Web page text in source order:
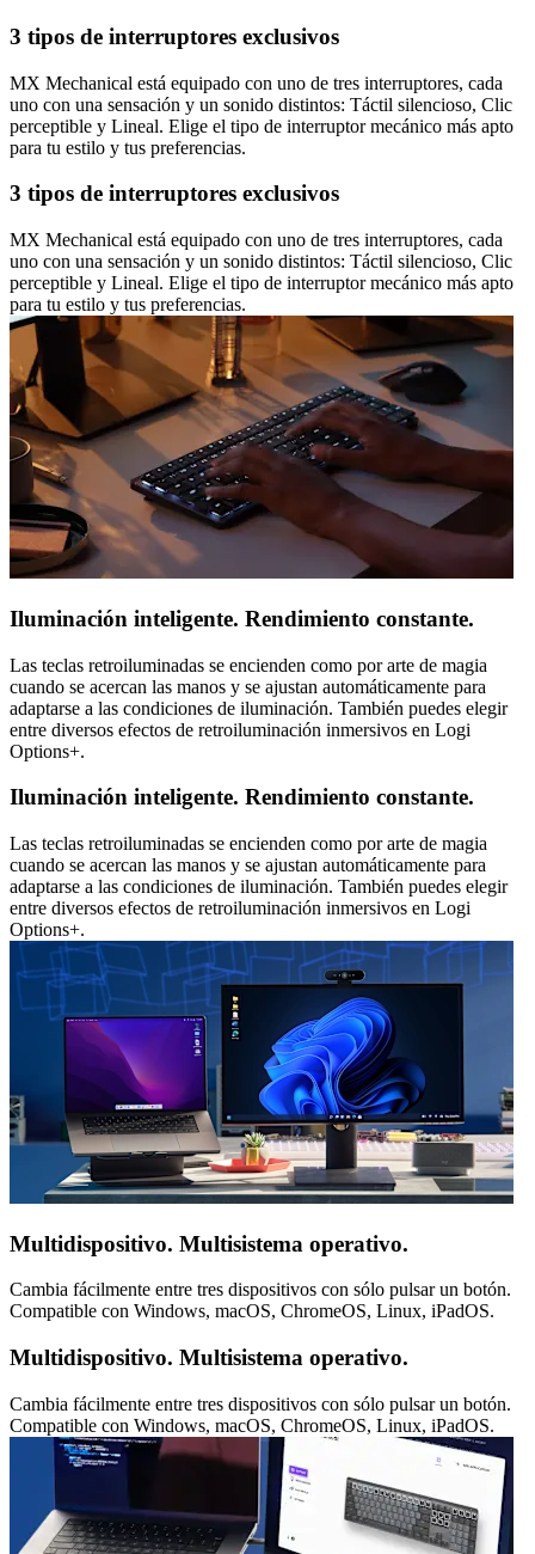
3 tipos de interruptores exclusivos
MX Mechanical está equipado con uno de tres interruptores, cada
uno con una sensación y un sonido distintos: Táctil silencioso, Clic
perceptible y Lineal. Elige el tipo de interruptor mecánico más apto
para tu estilo y tus preferencias.
3 tipos de interruptores exclusivos
MX Mechanical está equipado con uno de tres interruptores, cada
uno con una sensación y un sonido distintos: Táctil silencioso, Clic
perceptible y Lineal. Elige el tipo de interruptor mecánico más apto
para tu estilo y tus preferencias.
Iluminación inteligente. Rendimiento constante.
Las teclas retroiluminadas se encienden como por arte de magia
cuando se acercan las manos y se ajustan automáticamente para
adaptarse a las condiciones de iluminación. También puedes elegir
entre diversos efectos de retroiluminación inmersivos en Logi
Options+.
Iluminación inteligente. Rendimiento constante.
Las teclas retroiluminadas se encienden como por arte de magia
cuando se acercan las manos y se ajustan automáticamente para
adaptarse a las condiciones de iluminación. También puedes elegir
entre diversos efectos de retroiluminación inmersivos en Logi
Options+.
Multidispositivo. Multisistema operativo.
Cambia fácilmente entre tres dispositivos con sólo pulsar un botón.
Compatible con Windows, macOS, ChromeOS, Linux, iPadOS.
Multidispositivo. Multisistema operativo.
Cambia fácilmente entre tres dispositivos con sólo pulsar un botón.
Compatible con Windows, macOS, ChromeOS, Linux, iPadOS.